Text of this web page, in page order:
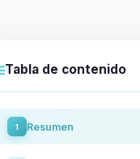
Tabla de contenido
1 Resumen